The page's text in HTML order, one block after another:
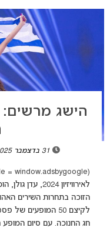
הישג מרשים:
לאירוויזיון
חג החנוכה. עם סיום המופע